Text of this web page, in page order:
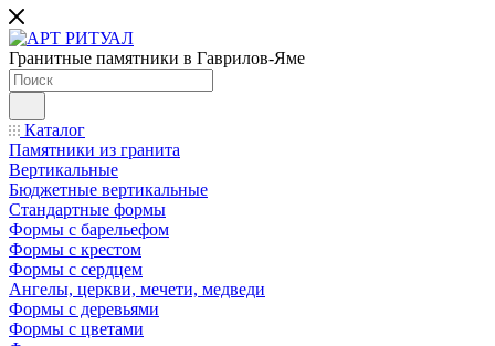
Гранитные памятники в Гаврилов-Яме
Каталог
Памятники из гранита
Вертикальные
Бюджетные вертикальные
Стандартные формы
Формы с барельефом
Формы с крестом
Формы с сердцем
Ангелы, церкви, мечети, медведи
Формы с деревьями
Формы с цветами